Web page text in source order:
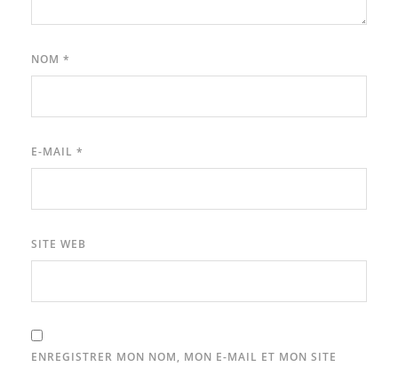
NOM *
E-MAIL *
SITE WEB
ENREGISTRER MON NOM, MON E-MAIL ET MON SITE